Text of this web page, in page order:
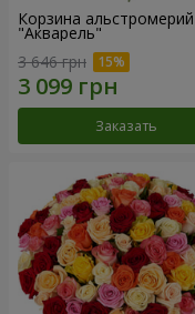
Корзина альстромерий
"Акварель"
3 646 грн
Заказать